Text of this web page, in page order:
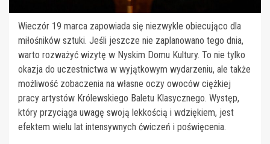
Wieczór 19 marca zapowiada się niezwykle obiecująco dla
miłośników sztuki. Jeśli jeszcze nie zaplanowano tego dnia,
warto rozważyć wizytę w Nyskim Domu Kultury. To nie tylko
okazja do uczestnictwa w wyjątkowym wydarzeniu, ale także
możliwość zobaczenia na własne oczy owoców ciężkiej
pracy artystów Królewskiego Baletu Klasycznego. Występ,
który przyciąga uwagę swoją lekkością i wdziękiem, jest
efektem wielu lat intensywnych ćwiczeń i poświęcenia.